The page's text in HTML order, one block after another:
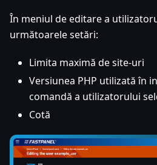
În meniul de editare a
următoarele setări:
Limita maximă de site-uri
Versiunea PHP utilizată în
comandă a utilizatorului
Cotă